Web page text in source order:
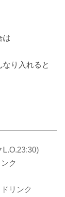
は
り入れると
L.O.23:30)
ク
リンク